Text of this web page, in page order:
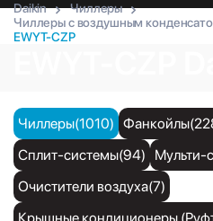
Daikin
Чиллеры
Чиллеры с воздушным
EWYT-CZP
Чиллеры(1010)
Сплит-системы(94)
Мульти-
Очистители воздуха(7)